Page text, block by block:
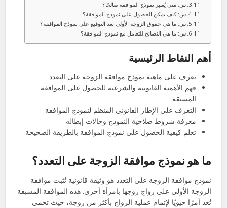
س: متى يُعتبر نموذج الموافقة صالحًا؟
س: كيف يمكن الحصول على نموذج الموافقة؟
س: ما هي حقوق الزوجة الأولى بعد التوقيع على نموذج الموافقة؟
س: ما هي النصائح للتعامل مع نموذج الموافقة؟
أهم النقاط الرئيسية
تعرف على ماهية نموذج موافقة الزوجة على التعدد
فهم الأهمية القانونية والشرعية للحصول على الموافقة
المسبقة
التعرف على الإطار القانوني المنظم لنموذج الموافقة
معرفة شروط صلاحية النموذج وحالات إبطاله
تعلم كيفية الحصول على نموذج الموافقة بالطريقة الصحيحة
ما هو نموذج موافقة الزوجة على التعدد؟
نموذج موافقة الزوجة على التعدد هو وثيقة قانونية تُثبت موافقة
الزوجة الأولى على زواج زوجها بامرأة أخرى. هذه الموافقة المسبقة
تُعد أمرًا حيويًا لإتمام عملية الزواج بأكثر من زوجة، حيث تحمي